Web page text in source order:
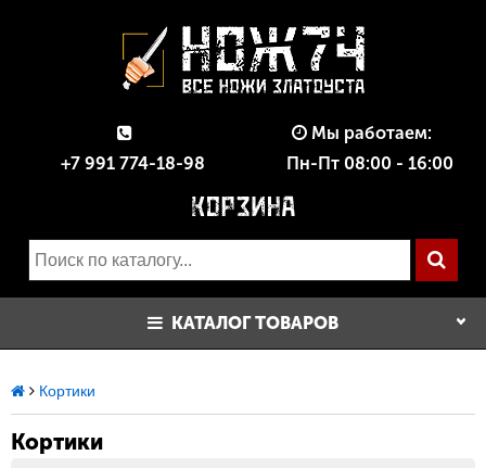
+7 991 774-18-98
Мы работаем:
Пн-Пт 08:00 - 16:00
КАТАЛОГ ТОВАРОВ
Кортики
Кортики